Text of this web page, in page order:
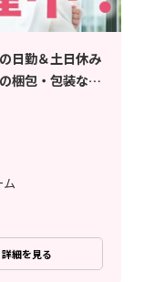
日勤＆土日休み
梱包・包装など
ム
詳細を見る